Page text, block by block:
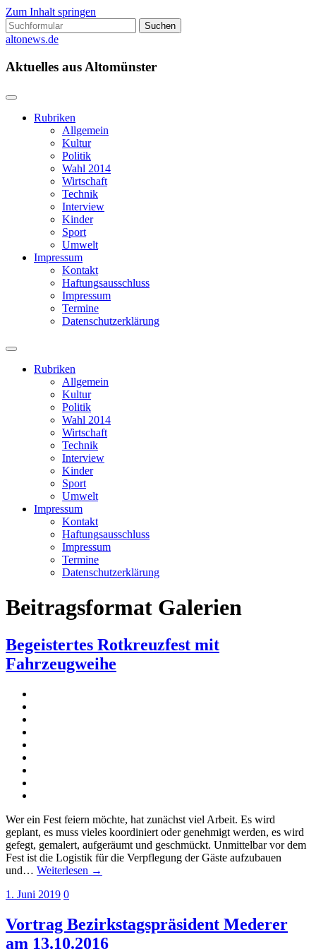
Zum Inhalt springen
Suchen
nach:
altonews.de
Aktuelles aus Altomünster
Rubriken
Allgemein
Kultur
Politik
Wahl 2014
Wirtschaft
Technik
Interview
Kinder
Sport
Umwelt
Impressum
Kontakt
Haftungsausschluss
Impressum
Termine
Datenschutzerklärung
Suchfeld
ein-/ausblenden
Rubriken
Allgemein
Kultur
Politik
Wahl 2014
Wirtschaft
Technik
Interview
Kinder
Sport
Umwelt
Impressum
Kontakt
Haftungsausschluss
Impressum
Termine
Datenschutzerklärung
Beitragsformat Galerien
Begeistertes Rotkreuzfest mit
Fahrzeugweihe
Wer ein Fest feiern möchte, hat zunächst viel Arbeit. Es wird
geplant, es muss vieles koordiniert oder genehmigt werden, es wird
gefegt, gemalert, aufgeräumt und geschmückt. Unmittelbar vor dem
Fest ist die Logistik für die Verpflegung der Gäste aufzubauen
und… Weiterlesen →
1. Juni 2019 0
Vortrag Bezirkstagspräsident Mederer
am 13.10.2016